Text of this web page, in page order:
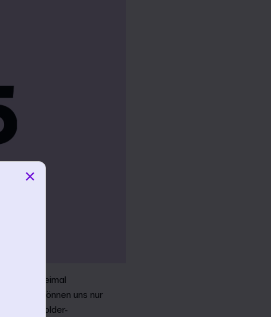
zweimal
Wir können uns nur
Stakeholder-
×